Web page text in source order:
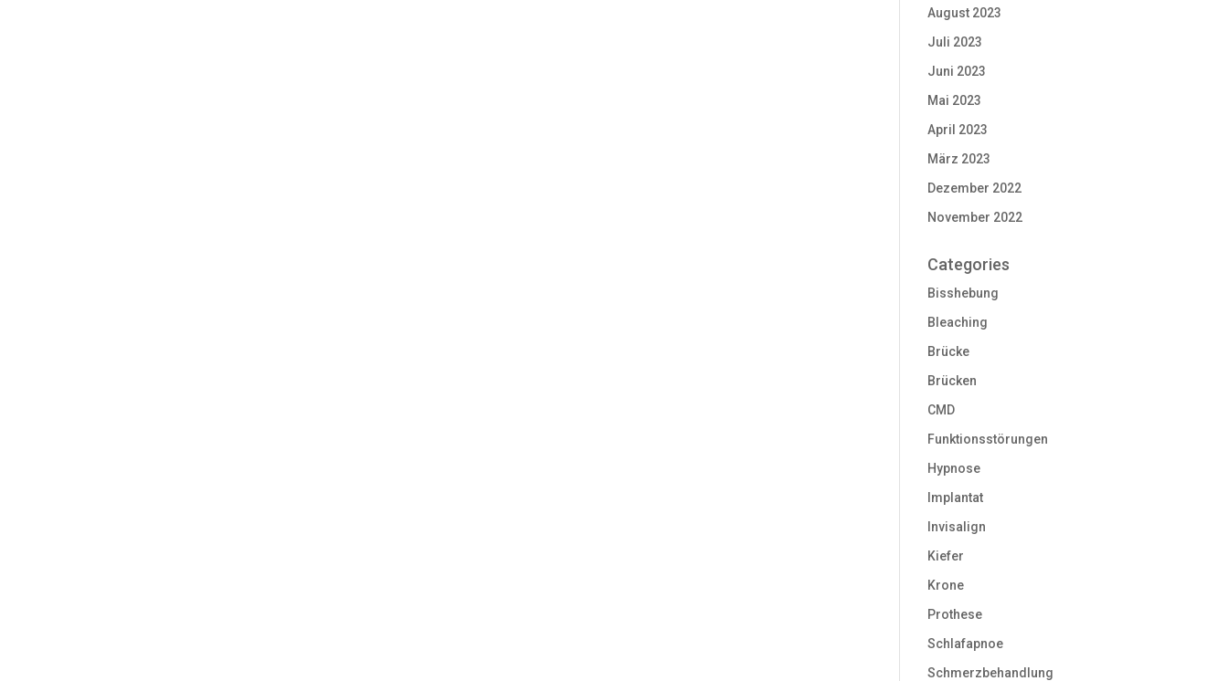
August 2023
Juli 2023
Juni 2023
Mai 2023
April 2023
März 2023
Dezember 2022
November 2022
Categories
Bisshebung
Bleaching
Brücke
Brücken
CMD
Funktionsstörungen
Hypnose
Implantat
Invisalign
Kiefer
Krone
Prothese
Schlafapnoe
Schmerzbehandlung